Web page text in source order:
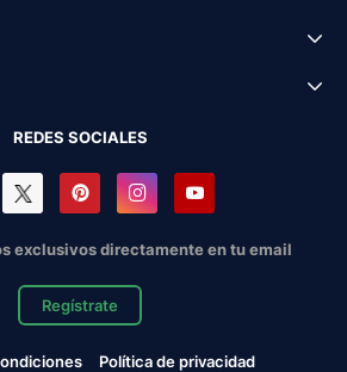
REDES SOCIALES
exclusivos directamente en tu email
Regístrate
Política de privacidad